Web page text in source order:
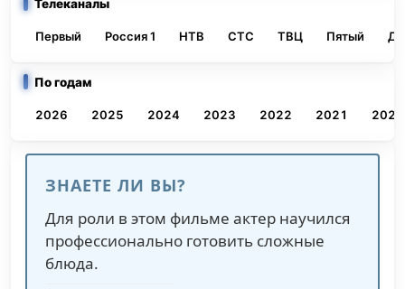
Телеканалы
Первый Россия 1 НТВ СТС ТВЦ Пятый
По годам
2026 2025 2024 2023 2022 2021 2020
ЗНАЕТЕ ЛИ ВЫ?
Для роли в этом фильме актер научился
профессионально готовить сложные
блюда.